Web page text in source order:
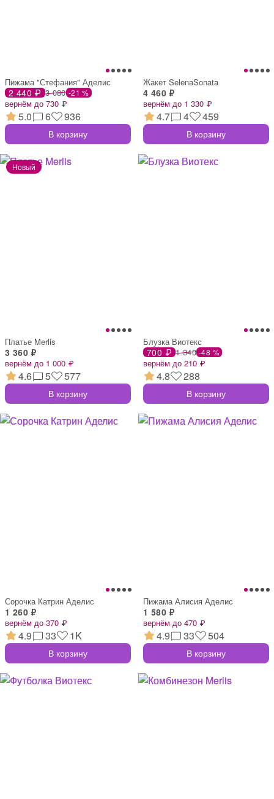
Пижама "Стефания" Аделис
2 440 ₽ 3 080 -21 %
вернём до 730 ₽
5.0 6 936
В корзину
Жакет SelenaSonata
4 460 ₽
вернём до 1 330 ₽
4.7 4 459
В корзину
Платье Merlis
3 360 ₽
вернём до 1 000 ₽
4.6 5 577
В корзину
Блузка Виотекс
700 ₽ 1 340 -48 %
вернём до 210 ₽
4.8 288
В корзину
Сорочка Катрин Аделис
1 260 ₽
вернём до 370 ₽
4.9 33 1K
В корзину
Пижама Алисия Аделис
1 580 ₽
вернём до 470 ₽
4.9 33 504
В корзину